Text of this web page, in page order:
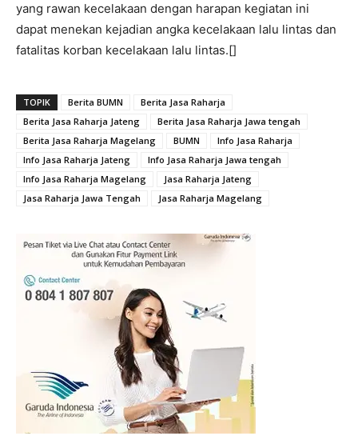
yang rawan kecelakaan dengan harapan kegiatan ini
dapat menekan kejadian angka kecelakaan lalu lintas dan
fatalitas korban kecelakaan lalu lintas.[]
TOPIK Berita BUMN
Berita Jasa Raharja
Berita Jasa Raharja Jateng
Berita Jasa Raharja Jawa tengah
Berita Jasa Raharja Magelang
BUMN
Info Jasa Raharja
Info Jasa Raharja Jateng
Info Jasa Raharja Jawa tengah
Info Jasa Raharja Magelang
Jasa Raharja Jateng
Jasa Raharja Jawa Tengah
Jasa Raharja Magelang